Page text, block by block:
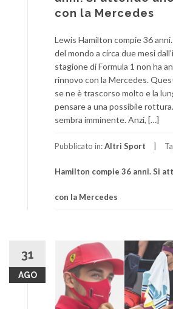
con la Mercedes
Lewis Hamilton compie 36
del mondo a circa due mesi
stagione di Formula 1 non ha
rinnovo con la Mercedes.
se ne è trascorso molto e la
pensare a una possibile rottura.
sembra imminente. Anzi, […]
Pubblicato in:Altri Sport
Hamilton compie 36 anni. Si
con la Mercedes
31
AGO